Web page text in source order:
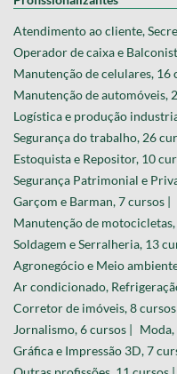
Atendimento ao cliente,
Operador de caixa e
Manutenção de celulares, 16
Manutenção de automóveis,
Logística e produção
Segurança do trabalho, 26
Estoquista e Repositor, 10
Segurança Patrimonial e
Garçom e Barman, 7 cursos |
Manutenção de motocicletas,
Soldagem e Serralheria, 13
Agronegócio e Meio
Ar condicionado,
Corretor de imóveis, 8 cursos |
Jornalismo, 6 cursos |
Moda,
Gráfica e Impressão 3D, 7